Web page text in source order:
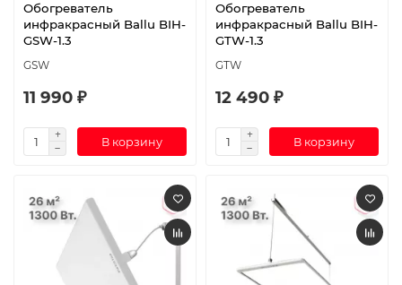
Обогреватель
инфракрасный Ballu BIH-
GSW-1.3
GSW
11 990 ₽
В корзину
Обогреватель
инфракрасный Ballu BIH-
GTW-1.3
GTW
12 490 ₽
В корзину